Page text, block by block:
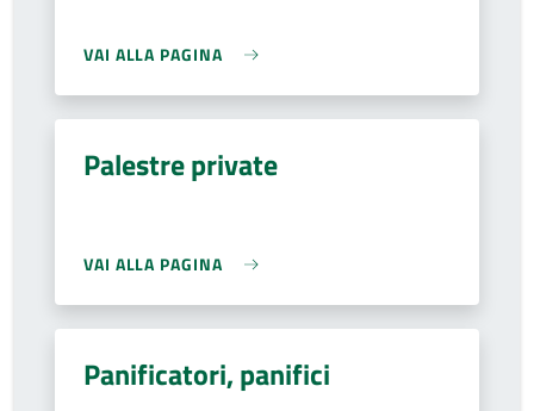
VAI ALLA PAGINA
Palestre private
VAI ALLA PAGINA
Panificatori, panifici